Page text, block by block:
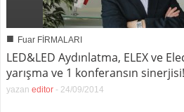
■ Fuar FİRMALARI
LED&LED Aydınlatma, ELEX ve
yarışma ve 1 konferansın sinerjisi!
yazan editor - 24/09/2014